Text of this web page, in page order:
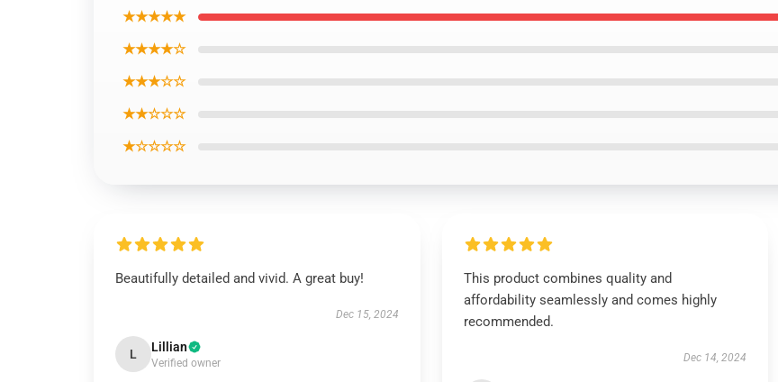
★★★★★
★★★★☆
★★★☆☆
★★☆☆☆
★☆☆☆☆
Beautifully detailed and vivid. A great buy!
Dec 15, 2024
L Lillian
Verified owner
This product combines quality and
affordability seamlessly and comes highly
recommended.
Dec 14, 2024